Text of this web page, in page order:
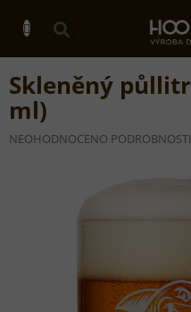
obsah
Skleněný
ml)
PRŮMĚRNÉ
NEOHODNOCENO